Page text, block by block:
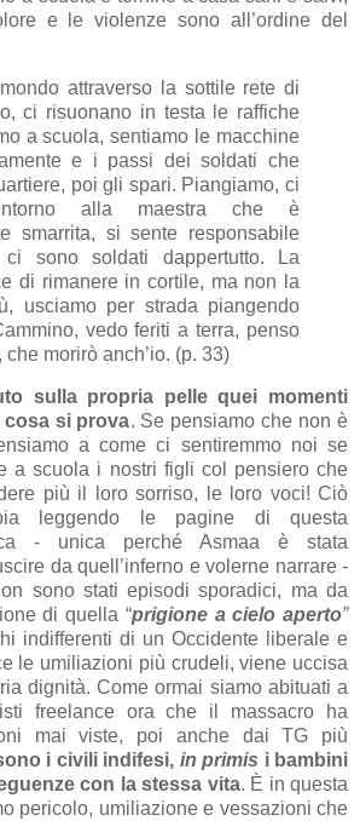
e le violenze sono all’ordine del
attraverso la sottile rete di
ci risuonano in testa le raffiche
a scuola, sentiamo le macchine
e i passi dei soldati che
poi gli spari. Piangiamo, ci
intorno alla maestra che è
smarrita, si sente responsabile
sono soldati dappertutto. La
di rimanere in cortile, ma non la
usciamo per strada piangendo
vedo feriti a terra, penso
morirò anch’io. (p. 33)
sulla propria pelle quei momenti
si prova. Se pensiamo che non è
a come ci sentiremmo noi se
a scuola i nostri figli col pensiero che
più il loro sorriso, le loro voci! Ciò
leggendo le pagine di questa
- unica perché Asmaa è stata
da quell’inferno e volerne narrare -
sono stati episodi sporadici, ma da
di quella “prigione a cielo aperto”
indifferenti di un Occidente liberale e
le umiliazioni più crudeli, viene uccisa
dignità. Come ormai siamo abituati a
freelance ora che il massacro ha
mai viste, poi anche dai TG più
i civili indifesi, in primis i bambini
con la stessa vita. È in questa
pericolo, umiliazione e vessazioni che